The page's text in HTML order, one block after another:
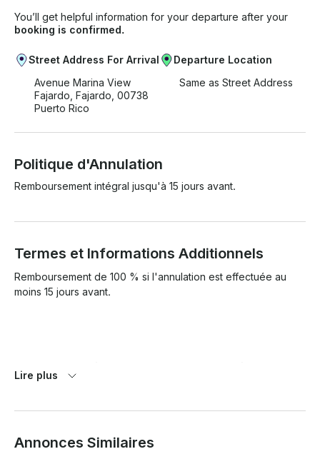
You’ll get helpful information for your departure after your
booking is confirmed.
Street Address For Arrival
Avenue Marina View
Fajardo, Fajardo, 00738
Puerto Rico
Departure Location
Same as Street Address
Politique d'Annulation
Remboursement intégral jusqu'à 15 jours avant.
Termes et Informations Additionnels
Remboursement de 100 % si l'annulation est effectuée au
moins 15 jours avant.
mauvaises conditions météorologiques ou à des conditions
Lire plus
Annonces Similaires